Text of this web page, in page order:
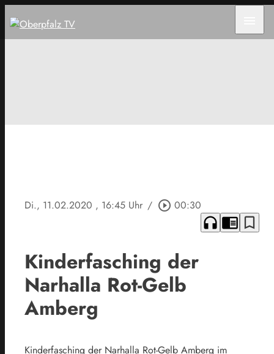
Di., 11.02.2020 , 16:45 Uhr / play_circle_outline 00:30
headphones chrome_reader_mode bookmark_border
Kinderfasching der
Narhalla Rot-Gelb
Amberg
Kinderfasching der Narhalla Rot-Gelb Amberg im